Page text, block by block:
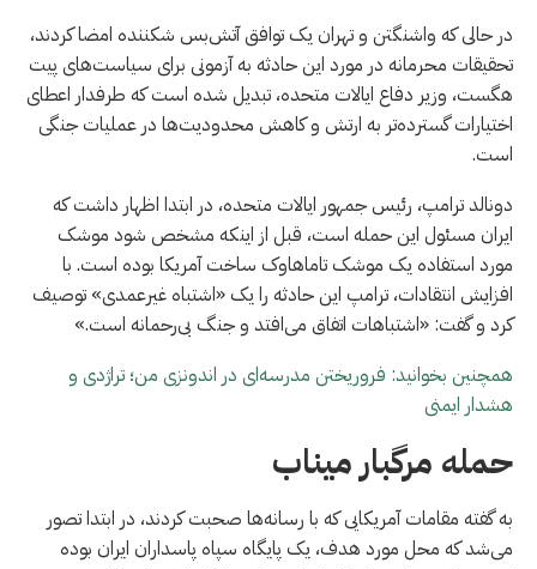
در حالی که واشنگتن و تهران یک توافق آتش‌بس شکننده امضا کردند،
تحقیقات محرمانه در مورد این حادثه به آزمونی برای سیاست‌های پیت
هگست، وزیر دفاع ایالات متحده، تبدیل شده است که طرفدار اعطای
اختیارات گسترده‌تر به ارتش و کاهش محدودیت‌ها در عملیات جنگی
است.
دونالد ترامپ، رئیس جمهور ایالات متحده، در ابتدا اظهار داشت که
ایران مسئول این حمله است، قبل از اینکه مشخص شود موشک
مورد استفاده یک موشک تاماهاوک ساخت آمریکا بوده است. با
افزایش انتقادات، ترامپ این حادثه را یک «اشتباه غیرعمدی» توصیف
کرد و گفت: «اشتباهات اتفاق می‌افتد و جنگ بی‌رحمانه است.»
همچنین بخوانید: فروریختن مدرسه‌ای در اندونزی من؛ تراژدی و
هشدار ایمنی
حمله مرگبار میناب
به گفته مقامات آمریکایی که با رسانه‌ها صحبت کردند، در ابتدا تصور
می‌شد که محل مورد هدف، یک پایگاه سپاه پاسداران ایران بوده